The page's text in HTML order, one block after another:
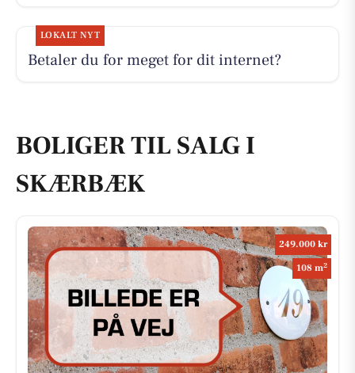
LOKALT NYT
Betaler du for meget for dit internet?
BOLIGER TIL SALG I
SKÆRBÆK
249.000 kr
108 m2